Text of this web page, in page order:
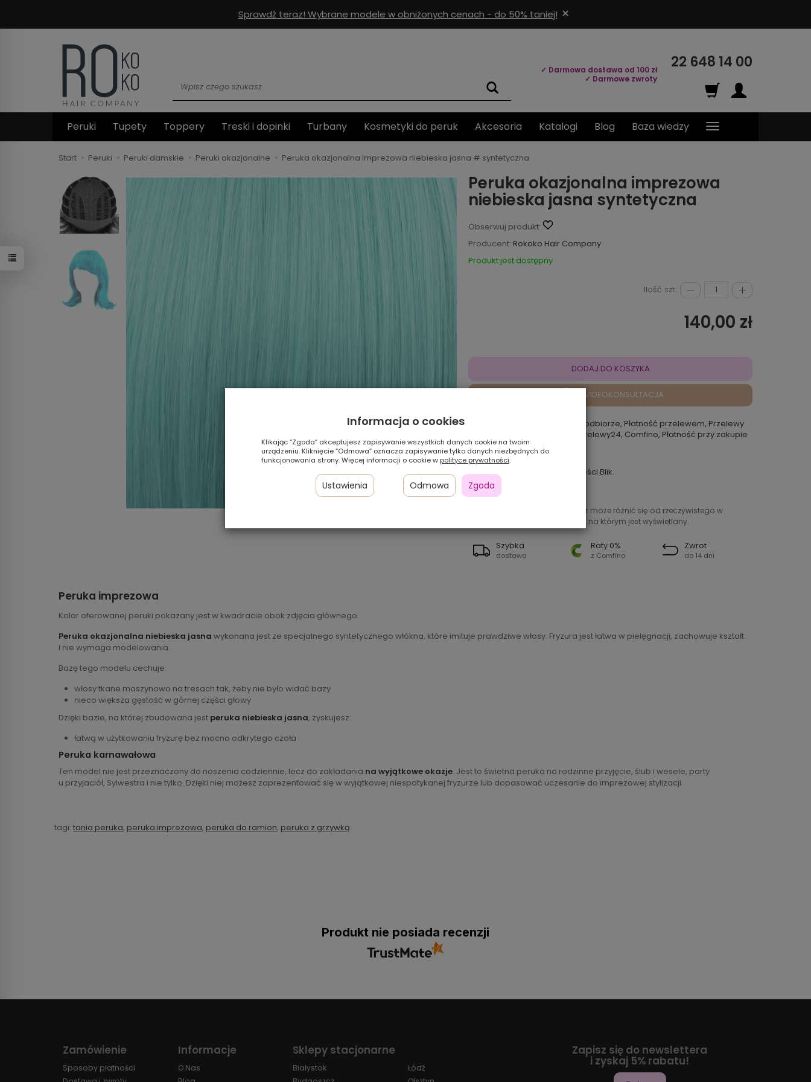
Sprawdź teraz! Wybrane modele w obniżonych cenach - do 50% taniej! ×
✓ Darmowa dostawa od 100 zł
✓ Darmowe zwroty
22 648 14 00
Peruki Tupety Toppery Treski i dopinki Turbany Kosmetyki do peruk Akcesoria Katalogi Blog Baza wiedzy
Start Peruki Peruki damskie Peruki okazjonalne Peruka okazjonalna imprezowa niebieska jasna # syntetyczna
Peruka okazjonalna imprezowa
niebieska jasna syntetyczna
Obserwuj produkt:
Producent: Rokoko Hair Company
Produkt jest dostępny
Ilość szt.:
140,00 zł
DODAJ DO KOSZYKA
VIDEOKONSULTACJA
Płatność przy odbiorze, Płatność przelewem, Przelewy
24 Rokoko, Przelewy24, Comfino, Płatność przy zakupie
Szybkie płatności Blik.
Pamiętaj, że prezentowany kolor może różnić się od rzeczywistego w
zależności od ustawień sprzętu, na którym jest wyświetlany.
Szybka
dostawa
Raty 0%
z Comfino
Zwrot
do 14 dni
Peruka imprezowa
Kolor oferowanej peruki pokazany jest w kwadracie obok zdjęcia głównego.
Peruka okazjonalna niebieska jasna wykonana jest ze specjalnego syntetycznego włókna, które imituje prawdziwe włosy. Fryzura jest łatwa w pielęgnacji, zachowuje kształt
i nie wymaga modelowania.
Bazę tego modelu cechuje:
włosy tkane maszynowo na tresach tak, żeby nie było widać bazy
nieco większa gęstość w górnej części głowy
Dzięki bazie, na której zbudowana jest peruka niebieska jasna, zyskujesz:
łatwą w użytkowaniu fryzurę bez mocno odkrytego czoła
Peruka karnawałowa
Ten model nie jest przeznaczony do noszenia codziennie, lecz do zakładania na wyjątkowe okazje. Jest to świetna peruka na rodzinne przyjęcie, ślub i wesele, party
u przyjaciół, Sylwestra i nie tylko. Dzięki niej możesz zaprezentować się w wyjątkowej niespotykanej fryzurze lub dopasować uczesanie do imprezowej stylizacji.
tagi: tania peruka, peruka imprezowa, peruka do ramion, peruka z grzywką
Produkt nie posiada recenzji
Zamówienie
Sposoby płatności
Informacje
O Nas
Sklepy stacjonarne
Białystok
Łódź
Zapisz się do newslettera
i zyskaj 5% rabatu!
Informacja o cookies
Klikając “Zgoda” akceptujesz zapisywanie wszystkich danych cookie na twoim
urządzeniu. Kliknięcie “Odmowa” oznacza zapisywanie tylko danych niezbędnych do
funkcjonowania strony. Więcej informacji o cookie w polityce prywatności.
Ustawienia Odmowa Zgoda